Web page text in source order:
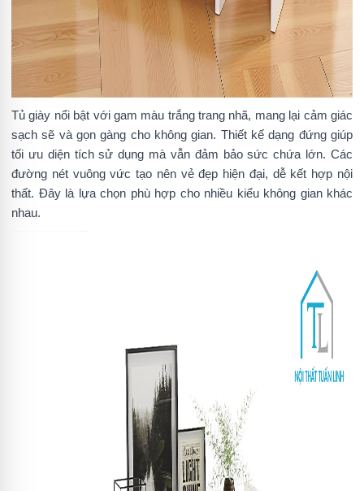
Tủ giày nổi bật với gam màu trắng trang nhã, mang lại cảm giác
sạch sẽ và gọn gàng cho không gian. Thiết kế dạng đứng giúp
tối ưu diện tích sử dụng mà vẫn đảm bảo sức chứa lớn. Các
đường nét vuông vức tạo nên vẻ đẹp hiện đại, dễ kết hợp nội
thất. Đây là lựa chọn phù hợp cho nhiều kiểu không gian khác
nhau.